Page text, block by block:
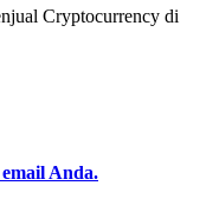
Cryptocurrency di
Anda.